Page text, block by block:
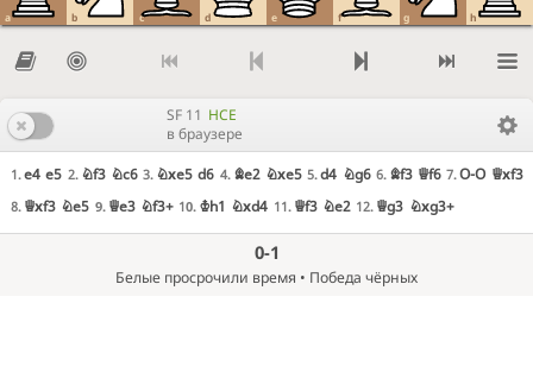
a b c d e f g h
SF 11 HCE
в браузере
1.e4 e5 2. Nf3 Nc6 3. Nxe5 d6 4. Be2 Nxe5 5.d4 Ng6 6. Bf3 Qf6 7.O-O Qxf3
8. Qxf3 Ne5 9. Qe3 Nf3+ 10. Kh1 Nxd4 11. Qf3 Ne2 12. Qg3 Nxg3+
0-1
Белые просрочили время • Победа чёрных